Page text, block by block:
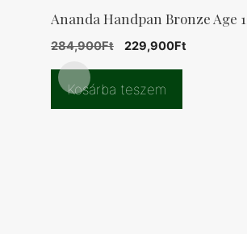
Ananda Handpan Bronze Age
284,900Ft
Original
229,900FtCurrent
Kosárba teszem